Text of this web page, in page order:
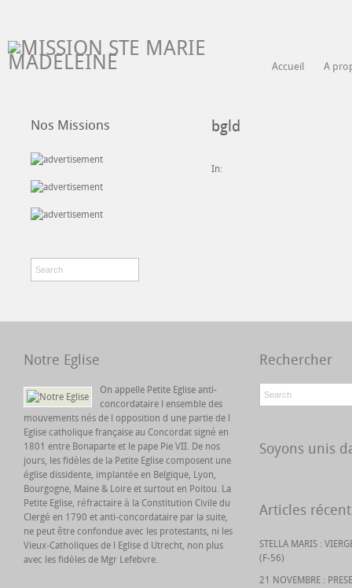
Accueil A
bgld
In:
Nos Missions
Notre Eglise
On appelle Petite Eglise anti-
concordataire l ensemble des
mouvements nés de l opposition d une partie de l
Eglise catholique française au Concordat signé en
1801 entre Bonaparte et le pape Pie VII. De nos
jours, les fidèles de la Petite Eglise composent une
église dissidente, implantée en Belgique, Lyon,
Bourgogne, Maine & Loire et surtout en Poitou. La
Petite Eglise, réfractaire à la Constitution Civile du
Clergé en 1790 et anti-concordataire par la suite,
ne peut être confondue avec les protestants, ni les
Vieux-Catholiques de l Eglise d Utrecht, non plus
avec les fidèles de Mgr Lefebvre.
Rechercher
Soyons unis
Articles
STELLA MARIS :
(F-56)
21 NOVEMBRE :